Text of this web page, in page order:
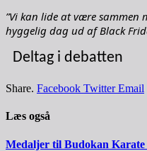
”Vi kan lide at være sammen
hyggelig dag ud af Black
Deltag i debatten
Share. Facebook Twitter Email
Læs også
Medaljer til Budokan